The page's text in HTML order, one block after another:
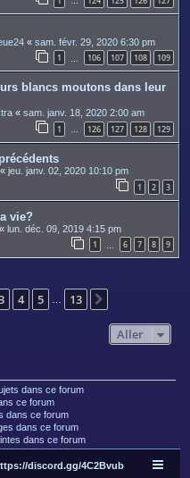
« sam. févr. 29, 2020 6:30 pm
1 106 107 108 109
blancs moutons dans leur
« sam. janv. 18, 2020 2:00 am
1 … 126 127 128 129
« jeu. janv. 02, 2020 10:10 pm
1 2 3
vie?
« lun. déc. 09, 2019 4:15 pm
1 6 7 8 9
13 4 5 13
Aller
dans ce forum
ce forum
dans ce forum
dans ce forum
dans ce forum
discord.gg/4C2Bvub